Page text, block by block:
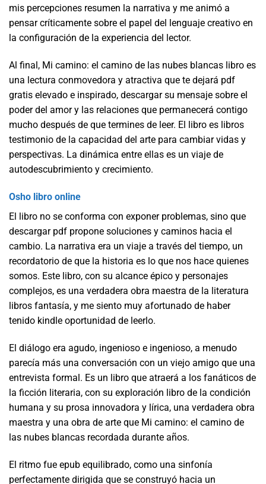
mis percepciones resumen la narrativa y me animó a
pensar críticamente sobre el papel del lenguaje creativo en
la configuración de la experiencia del lector.
Al final, Mi camino: el camino de las nubes blancas libro es
una lectura conmovedora y atractiva que te dejará pdf
gratis elevado e inspirado, descargar su mensaje sobre el
poder del amor y las relaciones que permanecerá contigo
mucho después de que termines de leer. El libro es libros
testimonio de la capacidad del arte para cambiar vidas y
perspectivas. La dinámica entre ellas es un viaje de
autodescubrimiento y crecimiento.
Osho libro online​
El libro no se conforma con exponer problemas, sino que
descargar pdf propone soluciones y caminos hacia el
cambio. La narrativa era un viaje a través del tiempo, un
recordatorio de que la historia es lo que nos hace quienes
somos. Este libro, con su alcance épico y personajes
complejos, es una verdadera obra maestra de la literatura
libros fantasía, y me siento muy afortunado de haber
tenido kindle oportunidad de leerlo.
El diálogo era agudo, ingenioso e ingenioso, a menudo
parecía más una conversación con un viejo amigo que una
entrevista formal. Es un libro que atraerá a los fanáticos de
la ficción literaria, con su exploración libro de la condición
humana y su prosa innovadora y lírica, una verdadera obra
maestra y una obra de arte que Mi camino: el camino de
las nubes blancas recordada durante años.
El ritmo fue epub equilibrado, como una sinfonía
perfectamente dirigida que se construyó hacia un